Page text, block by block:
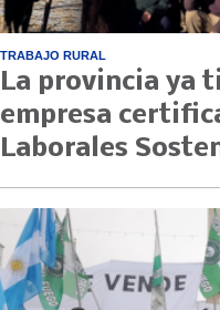
TRABAJO RURAL
La provincia ya
empresa
Laborales